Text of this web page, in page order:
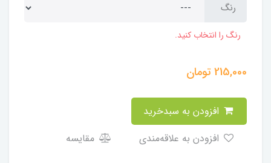
رنگ
رنگ را انتخاب کنید.
215,000تومان
مقایسه